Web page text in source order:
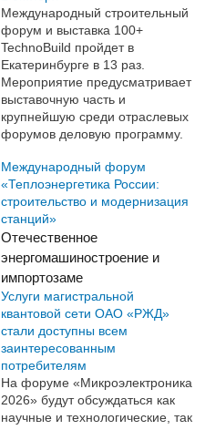
Международный строительный
форум и выставка 100+
TechnoBuild пройдет в
Екатеринбурге в 13 раз.
Мероприятие предусматривает
выставочную часть и
крупнейшую среди отраслевых
форумов деловую программу.
Международный форум
«Теплоэнергетика России:
строительство и модернизация
станций»
Отечественное
энергомашиностроение и
импортозаме
Услуги магистральной
квантовой сети ОАО «РЖД»
стали доступны всем
заинтересованным
потребителям
На форуме «Микроэлектроника
2026» будут обсуждаться как
научные и технологические, так